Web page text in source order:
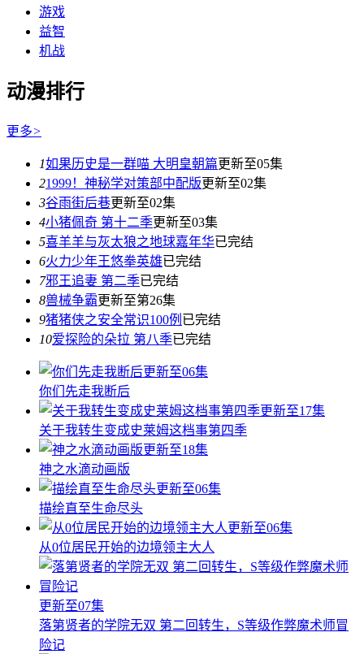
游戏
益智
机战
动漫排行
更多>
1如果历史是一群喵 大明皇朝篇更新至05集
21999！神秘学对策部中配版更新至02集
3谷雨街后巷更新至02集
4小猪佩奇 第十二季更新至03集
5喜羊羊与灰太狼之地球嘉年华已完结
6火力少年王悠拳英雄已完结
7邪王追妻 第二季已完结
8兽械争霸更新至第26集
9猪猪侠之安全常识100例 已完结
10爱探险的朵拉 第八季已完结
更新至06集
你们先走我断后
更新至17集
关于我转生变成史莱姆这档事第四季
更新至18集
神之水滴动画版
更新至06集
描绘直至生命尽头
更新至06集
从0位居民开始的边境领主大人
更新至07集
落第贤者的学院无双 第二回转生，S等级作弊魔术师冒
险记